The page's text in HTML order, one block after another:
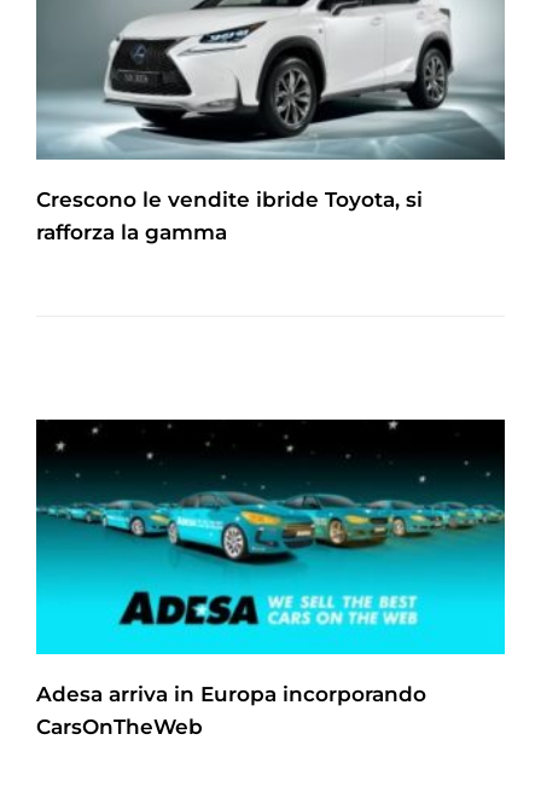
Crescono le vendite ibride Toyota, si
rafforza la gamma
Adesa arriva in Europa incorporando
CarsOnTheWeb